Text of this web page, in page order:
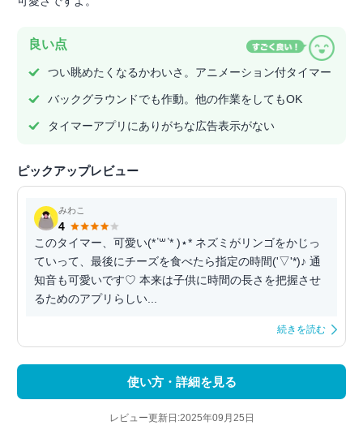
良い点
つい眺めたくなるかわいさ。アニメーション付タイマー
バックグラウンドでも作動。他の作業をしてもOK
タイマーアプリにありがちな広告表示がない
ピックアップレビュー
みわこ
4
このタイマー、可愛い(* ॑꒳ ॑* )⋆* ネズミがリンゴをかじっ
ていって、最後にチーズを食べたら指定の時間('▽'*)♪ 通
知音も可愛いです♡ 本来は子供に時間の長さを把握させ
るためのアプリらしい...
続きを読む
使い方・詳細を見る
レビュー更新日:2025年09月25日